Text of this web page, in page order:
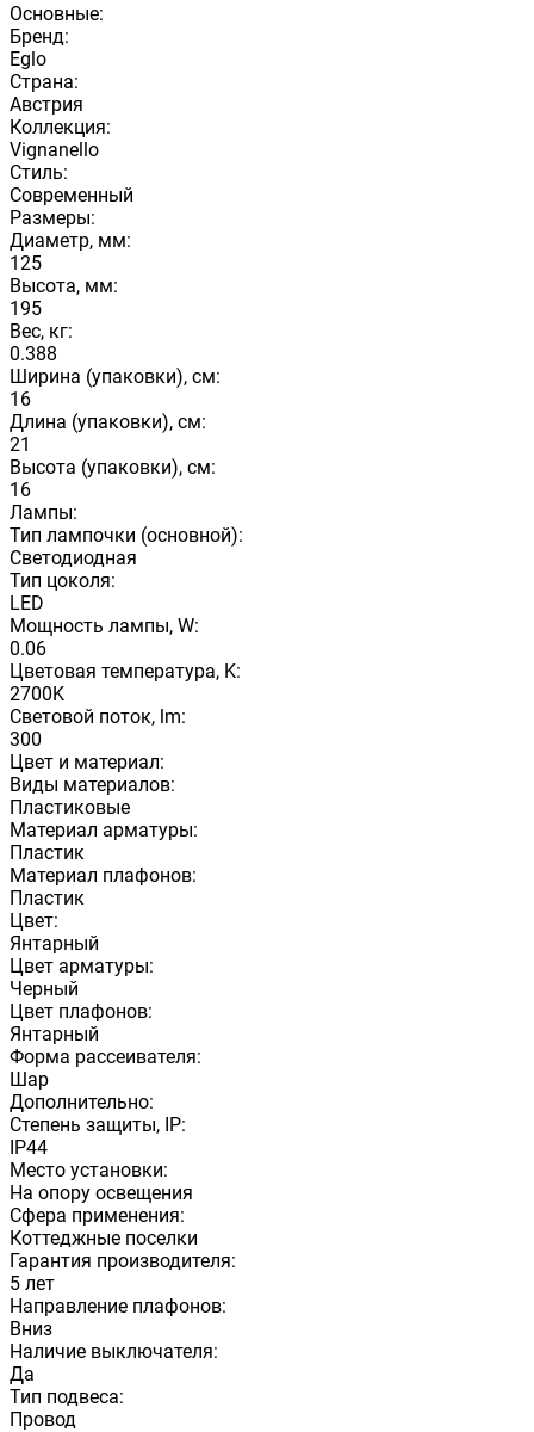
Основные:
Бренд:
Eglo
Страна:
Австрия
Коллекция:
Vignanello
Стиль:
Современный
Размеры:
Диаметр, мм:
125
Высота, мм:
195
Вес, кг:
0.388
Ширина (упаковки), см:
16
Длина (упаковки), см:
21
Высота (упаковки), см:
16
Лампы:
Тип лампочки (основной):
Светодиодная
Тип цоколя:
LED
Мощность лампы, W:
0.06
Цветовая температура, K:
2700K
Световой поток, lm:
300
Цвет и материал:
Виды материалов:
Пластиковые
Материал арматуры:
Пластик
Материал плафонов:
Пластик
Цвет:
Янтарный
Цвет арматуры:
Черный
Цвет плафонов:
Янтарный
Форма рассеивателя:
Шар
Дополнительно:
Степень защиты, IP:
IP44
Место установки:
На опору освещения
Сфера применения:
Коттеджные поселки
Гарантия производителя:
5 лет
Направление плафонов:
Вниз
Наличие выключателя:
Да
Тип подвеса:
Провод